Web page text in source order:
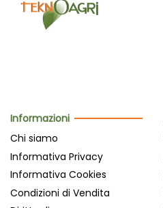
Informazioni
Chi siamo
Informativa Privacy
Informativa Cookies
Condizioni di Vendita